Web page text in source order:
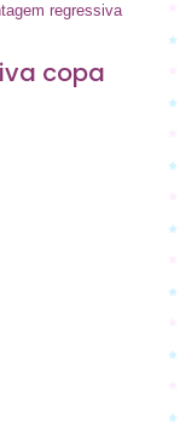
regressiva
copa